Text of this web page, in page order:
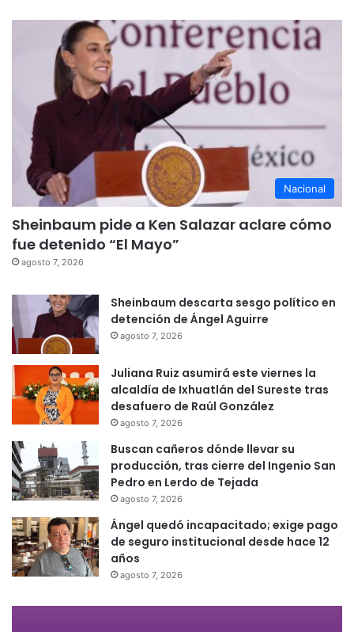
Nacional
Sheinbaum pide a Ken Salazar aclare cómo
fue detenido “El Mayo”
agosto 7, 2026
Sheinbaum descarta sesgo político en
detención de Ángel Aguirre
agosto 7, 2026
Juliana Ruiz asumirá este viernes la
alcaldía de Ixhuatlán del Sureste tras
desafuero de Raúl González
agosto 7, 2026
Buscan cañeros dónde llevar su
producción, tras cierre del Ingenio San
Pedro en Lerdo de Tejada
agosto 7, 2026
Ángel quedó incapacitado; exige pago
de seguro institucional desde hace 12
años
agosto 7, 2026